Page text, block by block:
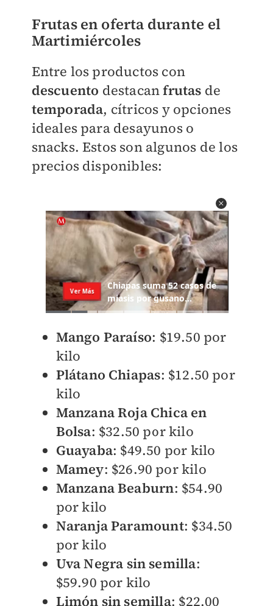
Frutas en oferta durante el
Martimiércoles
Entre los productos con
descuento destacanfrutas de
temporada, cítricos y opciones
ideales para desayunos o
snacks. Estos son algunos de los
precios disponibles:
Mango Paraíso: $19.50 por
kilo
Plátano Chiapas: $12.50 por
kilo
Manzana Roja Chica en
Bolsa: $32.50 por kilo
Guayaba: $49.50 por kilo
Mamey: $26.90 por kilo
Manzana Beaburn: $54.90
por kilo
Naranja Paramount: $34.50
por kilo
Uva Negra sin semilla:
$59.90 por kilo
Limón sin semilla: $22.00